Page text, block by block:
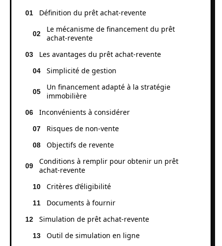
Définition du prêt achat-revente
Le mécanisme de financement du prêt
achat-revente
Les avantages du prêt achat-revente
Simplicité de gestion
Un financement adapté à la stratégie
immobilière
Inconvénients à considérer
Risques de non-vente
Objectifs de revente
Conditions à remplir pour obtenir un prêt
achat-revente
Critères d’éligibilité
Documents à fournir
Simulation de prêt achat-revente
Outil de simulation en ligne